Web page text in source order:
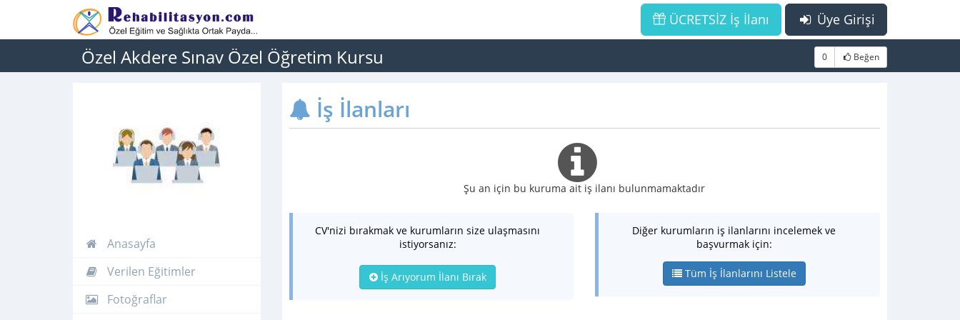
Üye Girişi
ÜCRETSİZ İş İlanı
Özel Akdere Sınav Özel Öğretim Kursu 0 Beğen
Anasayfa
Verilen Eğitimler
Fotoğraflar
İş İlanları
Şu an için bu kuruma ait iş ilanı bulunmamaktadır
CV'nizi bırakmak ve kurumların size ulaşmasını
istiyorsanız:
İş Arıyorum İlanı Bırak
Diğer kurumların iş ilanlarını incelemek ve
başvurmak için:
Tüm İş İlanlarını Listele